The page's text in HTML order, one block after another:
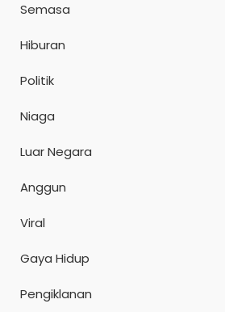
Semasa
Hiburan
Politik
Niaga
Luar Negara
Anggun
Viral
Gaya Hidup
Pengiklanan